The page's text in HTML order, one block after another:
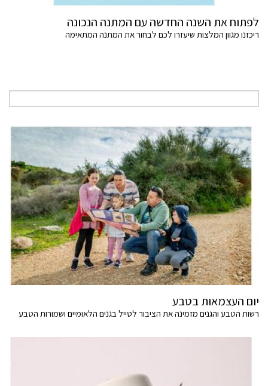
לפתוח את השנה החדשה עם המתנה הנכונה
ריכזנו מגוון המלצות שיעזרו לכם לבחור את המתנה המתאימה
יום העצמאות בטבע
רשות הטבע והגנים מזמינה את הציבור לטייל בגנים הלאומיים ושמורות הטבע